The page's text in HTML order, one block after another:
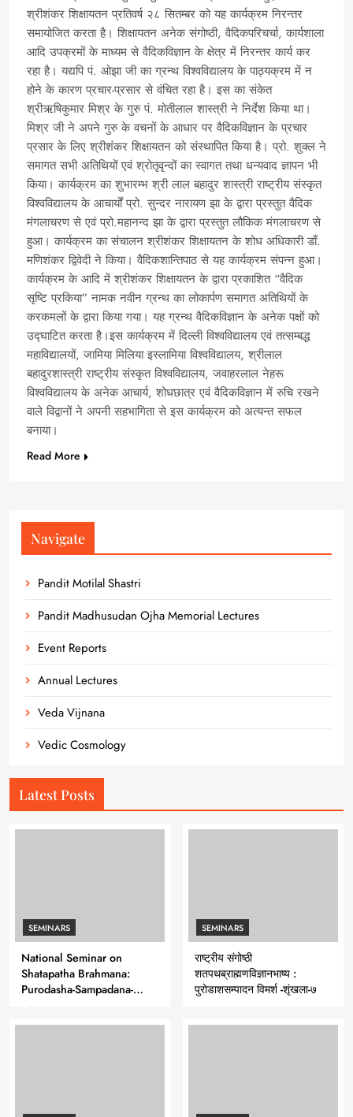
श्रीशंकर शिक्षायतन प्रतिवर्ष २८ सितम्बर को यह कार्यक्रम निरन्तर
समायोजित करता है। शिक्षायतन अनेक संगोष्ठी, वैदिकपरिचर्चा, कार्यशाला
आदि उपक्रमों के माध्यम से वैदिकविज्ञान के क्षेत्र में निरन्तर कार्य कर
रहा है। यद्यपि पं. ओझा जी का ग्रन्थ विश्वविद्यालय के पाठ्यक्रम में न
होने के कारण प्रचार-प्रसार से वंचित रहा है। इस का संकेत
श्रीऋषिकुमार मिश्र के गुरु पं. मोतीलाल शास्त्री ने निर्देश किया था।
मिश्र जी ने अपने गुरु के वचनों के आधार पर वैदिकविज्ञान के प्रचार
प्रसार के लिए श्रीशंकर शिक्षायतन को संस्थापित किया है। प्रो. शुक्ल ने
समागत सभी अतिथियों एवं श्रोतृवृन्दों का स्वागत तथा धन्यवाद ज्ञापन भी
किया। कार्यक्रम का शुभारम्भ श्री लाल बहादुर शास्त्री राष्ट्रीय संस्कृत
विश्वविद्यालय के आचार्यों प्रो. सुन्दर नारायण झा के द्वारा प्रस्तुत वैदिक
मंगलाचरण से एवं प्रो.महानन्द झा के द्वारा प्रस्तुत लौकिक मंगलाचरण से
हुआ। कार्यक्रम का संचालन श्रीशंकर शिक्षायतन के शोध अधिकारी डाँ.
मणिशंकर द्विवेदी ने किया। वैदिकशान्तिपाठ से यह कार्यक्रम संपन्न हुआ।
कार्यक्रम के आदि में श्रीशंकर शिक्षायतन के द्वारा प्रकाशित “वैदिक
सृष्टि प्रकिया” नामक नवीन ग्रन्थ का लोकार्पण समागत अतिथियों के
करकमलों के द्वारा किया गया। यह ग्रन्थ वैदिकविज्ञान के अनेक पक्षों को
उद्घाटित करता है।इस कार्यक्रम में दिल्ली विश्वविद्यालय एवं तत्सम्बद्ध
महाविद्यालयों, जामिया मिलिया इस्लामिया विश्वविद्यालय, श्रीलाल
बहादुरशास्त्री राष्ट्रीय संस्कृत विश्वविद्यालय, जवाहरलाल नेहरू
विश्वविद्यालय के अनेक आचार्य, शोधछात्र एवं वैदिकविज्ञान में रुचि रखने
वाले विद्वानों ने अपनी सहभागिता से इस कार्यक्रम को अत्यन्त सफल
बनाया।
Read More
Navigate
Pandit Motilal Shastri
Pandit Madhusudan Ojha Memorial Lectures
Event Reports
Annual Lectures
Veda Vijnana
Vedic Cosmology
Latest Posts
SEMINARS
National Seminar on
Shatapatha Brahmana:
Purodasha-Sampadana-
Series 7
SEMINARS
राष्ट्रीय संगोष्ठी
शतपथब्राह्मणविज्ञानभाष्य :
पुरोडाशसम्पादन विमर्श -शृंखला-७